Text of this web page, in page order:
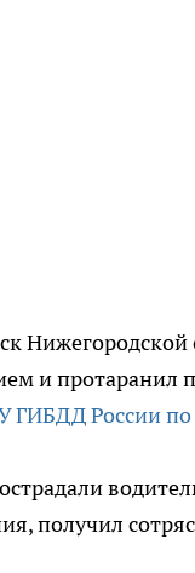
Нижегородской
и протаранил
ГИБДД России
получил